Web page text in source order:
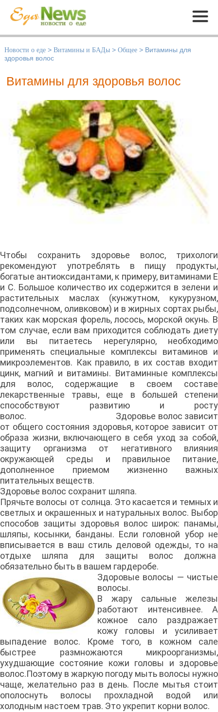
Меню
Новости о еде > Витамины и БАДы > Общее > Витамины для
здоровья волос
Витамины для здоровья волос
Чтобы сохранить здоровье волос, трихологи
рекомендуют употреблять в пищу продукты,
богатые антиоксидантами, к примеру, витаминами Е
и С. Большое количество их содержится в зелени и
растительных маслах (кунжутном, кукурузном,
подсолнечном, оливковом) и в жирных сортах рыбы,
таких как морская форель, лосось, морской окунь. В
том случае, если вам приходится соблюдать диету
или вы питаетесь нерегулярно, необходимо
применять специальные комплексы витаминов и
микроэлементов. Как правило, в их состав входит
цинк, магний и витамины. Витаминные комплексы
для волос, содержащие в своем составе
лекарственные травы, еще в большей степени
способствуют развитию и росту
волос. Здоровье волос зависит
от общего состояния здоровья, которое зависит от
образа жизни, включающего в себя уход за собой,
защиту организма от негативного влияния
окружающей среды и правильное питание,
дополненное приемом жизненно важных
питательных веществ.
Здоровье волос сохранит шляпа.
Прячьте волосы от солнца. Это касается и темных и
светлых и окрашенных и натуральных волос. Выбор
способов защиты здоровья волос широк: панамы,
шляпы, косынки, банданы. Если головной убор не
вписывается в ваш стиль деловой одежды, то на
отдыхе шляпа для защиты волос должна
обязательно быть в вашем гардеробе.
Здоровые волосы — чистые
волосы.
В жару сальные железы
работают интенсивнее. А
кожное сало раздражает
кожу головы и усиливает
выпадение волос. Кроме того, в кожном сале
быстрее размножаются микроорганизмы,
ухудшающие состояние кожи головы и здоровье
волос.Поэтому в жаркую погоду мыть волосы нужно
чаще, желательно раз в день. После мытья стоит
ополоснуть волосы прохладной водой или
холодным настоем трав. Это укрепит корни волос.